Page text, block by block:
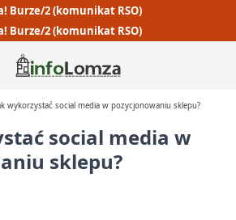
Burze/2 (komunikat RSO)
Burze/2 (komunikat RSO)
wykorzystać social media w pozycjonowaniu sklepu?
social media w
sklepu?